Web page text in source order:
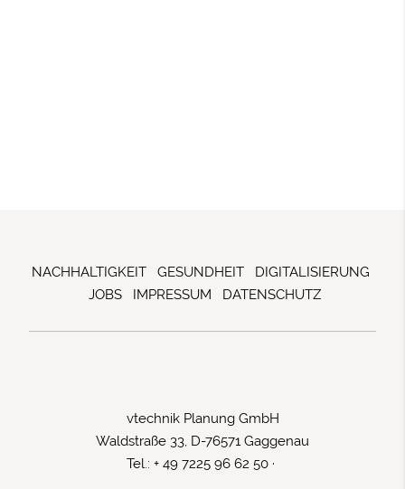
NACHHALTIGKEIT GESUNDHEIT
DIGITALISIERUNG
JOBS
IMPRESSUM DATENSCHUTZ
vtechnik Planung GmbH
Waldstraße 33, D-76571 Gaggenau
Tel.: + 49 7225 96 62 50 ·